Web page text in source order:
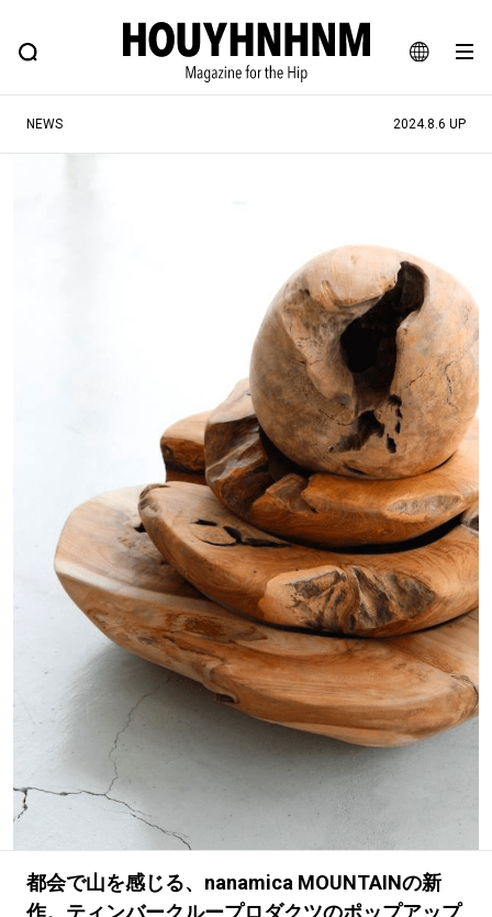
JA
EN
FEATURE BLOG SNAP
ヒップなファッション、カルチャー、ライフスタイルWEBマガジン
#古着サミット
#マイナーグッド図鑑
#MONTHLY JOURNAL
#フイナムのYouTube
#FOCUS IT #AH.H
#FASHION #MUSIC #MOVIE
#LIFESTYLE #SNEAKER #OUTDOOR
#SPORTS #HANDSOME HANDBOOK
NEWS 2024.8.6 UP
都会で山を感じる、nanamica MOUNTAINの新
作。ティンバークループロダクツのポップアップ